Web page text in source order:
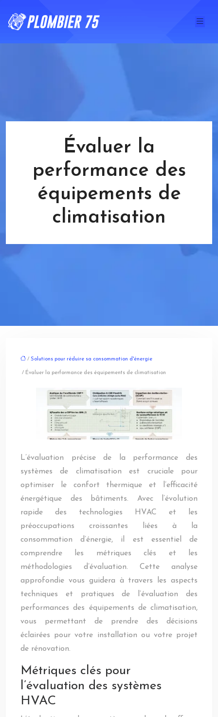
Évaluer la
performance des
équipements de
climatisation
/ Solutions pour réduire sa consommation d'énergie
/ Évaluer la performance des équipements de climatisation
L’évaluation précise de la performance des
systèmes de climatisation est cruciale pour
optimiser le confort thermique et l’efficacité
énergétique des bâtiments. Avec l’évolution
rapide des technologies HVAC et les
préoccupations croissantes liées à la
consommation d’énergie, il est essentiel de
comprendre les métriques clés et les
méthodologies d’évaluation. Cette analyse
approfondie vous guidera à travers les aspects
techniques et pratiques de l’évaluation des
performances des équipements de climatisation,
vous permettant de prendre des décisions
éclairées pour votre installation ou votre projet
de rénovation.
Métriques clés pour
l’évaluation des systèmes
HVAC